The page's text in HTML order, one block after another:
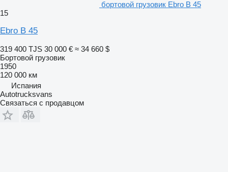
бортовой грузовик Ebro B 45
15
Ebro B 45
319 400 TJS 30 000 € ≈ 34 660 $
Бортовой грузовик
1950
120 000 км
Испания
Autotrucksvans
Связаться с продавцом